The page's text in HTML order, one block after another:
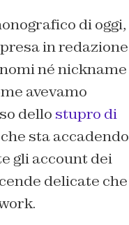
di oggi,
in redazione
né nickname
avevamo
dello stupro di
sta accadendo
gli account dei
delicate che